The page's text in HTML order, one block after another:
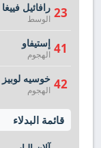
23 رافائيل فييغا
الوسط
41 إستيفاو
الهجوم
42 خوسيه لوبيز
الهجوم
قائمة البدلاء